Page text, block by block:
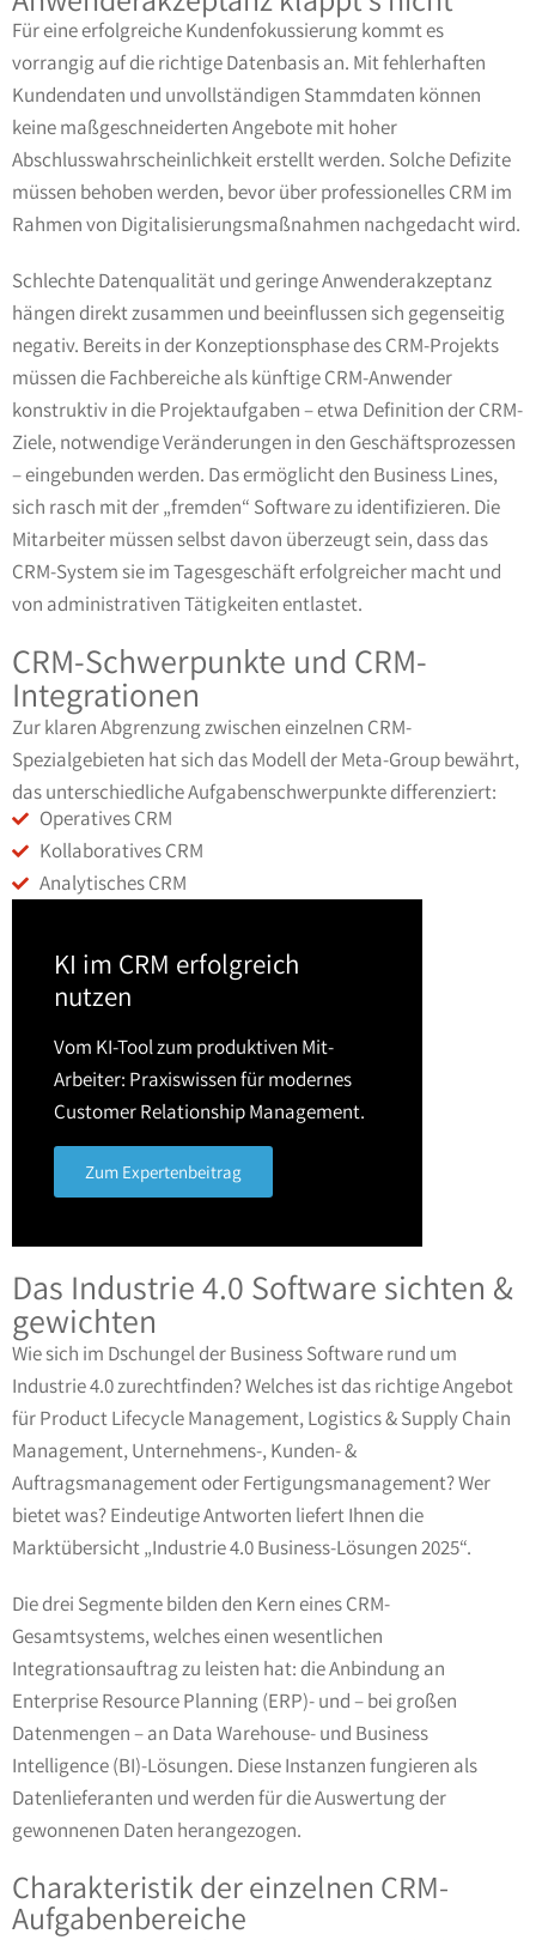
Für eine erfolgreiche Kundenfokussierung kommt es
vorrangig auf die richtige Datenbasis an. Mit fehlerhaften
Kundendaten und unvollständigen Stammdaten können
keine maßgeschneiderten Angebote mit hoher
Abschlusswahrscheinlichkeit erstellt werden. Solche Defizite
müssen behoben werden, bevor über professionelles CRM im
Rahmen von Digitalisierungsmaßnahmen nachgedacht wird.
Schlechte Datenqualität und geringe Anwenderakzeptanz
hängen direkt zusammen und beeinflussen sich gegenseitig
negativ. Bereits in der Konzeptionsphase des CRM-Projekts
müssen die Fachbereiche als künftige CRM-Anwender
konstruktiv in die Projektaufgaben – etwa Definition der CRM-
Ziele, notwendige Veränderungen in den Geschäftsprozessen
– eingebunden werden. Das ermöglicht den Business Lines,
sich rasch mit der „fremden“ Software zu identifizieren. Die
Mitarbeiter müssen selbst davon überzeugt sein, dass das
CRM-System sie im Tagesgeschäft erfolgreicher macht und
von administrativen Tätigkeiten entlastet.
CRM-Schwerpunkte und CRM-
Integrationen
Zur klaren Abgrenzung zwischen einzelnen CRM-
Spezialgebieten hat sich das Modell der Meta-Group bewährt,
das unterschiedliche Aufgabenschwerpunkte differenziert:
Operatives CRM
Kollaboratives CRM
Analytisches CRM
KI im CRM erfolgreich
nutzen
Vom KI-Tool zum produktiven Mit-
Arbeiter: Praxiswissen für modernes
Customer Relationship Management.
Zum Expertenbeitrag
Das Industrie 4.0 Software sichten &
gewichten
Wie sich im Dschungel der Business Software rund um
Industrie 4.0 zurechtfinden? Welches ist das richtige Angebot
für Product Lifecycle Management, Logistics & Supply Chain
Management, Unternehmens-, Kunden- &
Auftragsmanagement oder Fertigungsmanagement? Wer
bietet was? Eindeutige Antworten liefert Ihnen die
Marktübersicht „Industrie 4.0 Business-Lösungen 2025“.
Die drei Segmente bilden den Kern eines CRM-
Gesamtsystems, welches einen wesentlichen
Integrationsauftrag zu leisten hat: die Anbindung an
Enterprise Resource Planning (ERP)- und – bei großen
Datenmengen – an Data Warehouse- und Business
Intelligence (BI)-Lösungen. Diese Instanzen fungieren als
Datenlieferanten und werden für die Auswertung der
gewonnenen Daten herangezogen.
Charakteristik der einzelnen CRM-
Aufgabenbereiche